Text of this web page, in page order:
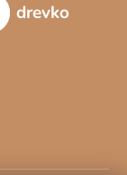
drevko